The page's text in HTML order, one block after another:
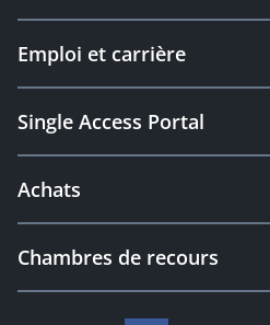
Emploi et carrière
Single Access Portal
Achats
Chambres de recours